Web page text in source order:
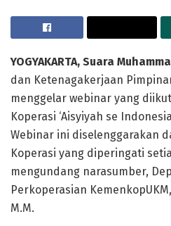
YOGYAKARTA, Suara
dan Ketenagakerjaan
menggelar webinar yang
Koperasi ‘Aisyiyah se
Webinar ini diselenggarakan
Koperasi yang diperingati
mengundang narasumber,
Perkoperasian
M.M.